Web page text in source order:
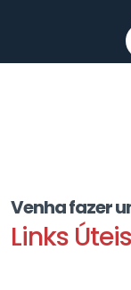
Venha fazer
Links Úteis